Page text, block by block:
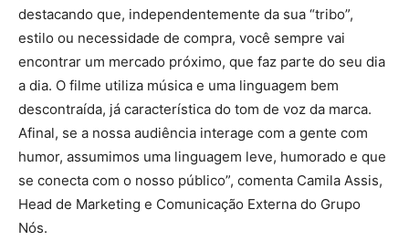
destacando que, independentemente da sua “tribo”,
estilo ou necessidade de compra, você sempre vai
encontrar um mercado próximo, que faz parte do seu dia
a dia. O filme utiliza música e uma linguagem bem
descontraída, já característica do tom de voz da marca.
Afinal, se a nossa audiência interage com a gente com
humor, assumimos uma linguagem leve, humorado e que
se conecta com o nosso público”, comenta Camila Assis,
Head de Marketing e Comunicação Externa do Grupo
Nós.